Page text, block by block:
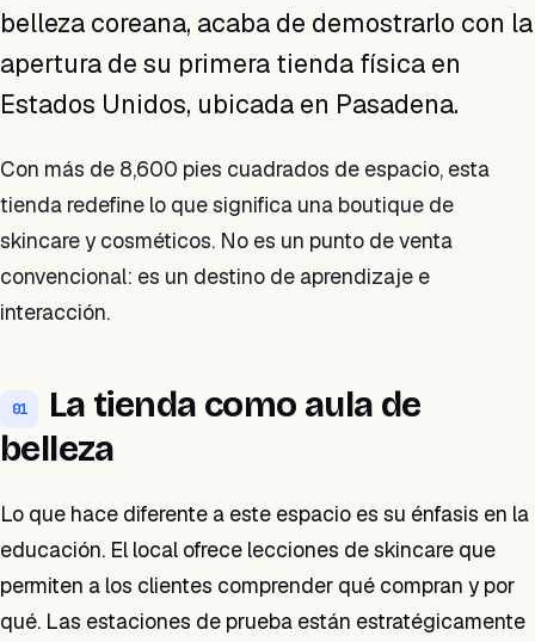
belleza coreana, acaba de demostrarlo con la
apertura de su primera tienda física en
Estados Unidos, ubicada en Pasadena.
Con más de 8,600 pies cuadrados de espacio, esta
tienda redefine lo que significa una boutique de
skincare y cosméticos. No es un punto de venta
convencional: es un destino de aprendizaje e
interacción.
01
La tienda como aula de
belleza
Lo que hace diferente a este espacio es su énfasis en la
educación. El local ofrece lecciones de skincare que
permiten a los clientes comprender qué compran y por
qué. Las estaciones de prueba están estratégicamente